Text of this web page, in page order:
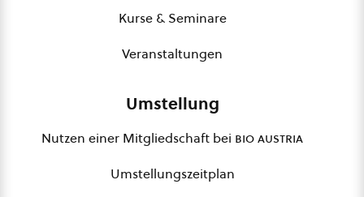
Kurse & Seminare
Veranstaltungen
Umstellung
Nutzen einer Mitgliedschaft bei bio austria
Umstellungszeitplan